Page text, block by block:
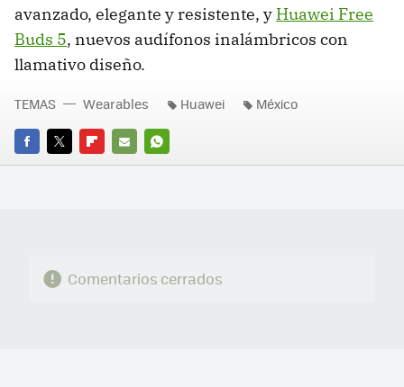
avanzado, elegante y resistente, y Huawei Free
Buds 5, nuevos audífonos inalámbricos con
llamativo diseño.
FACEBOOK
TWITTERFLIPBOARD
E-
WHATSAPP
TEMAS Wearables Huawei México
Comentarios cerrados